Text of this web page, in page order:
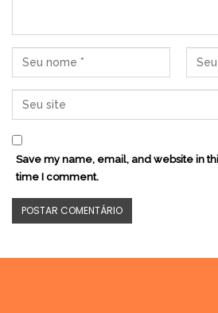
Save my name, email, and website in
time I comment.